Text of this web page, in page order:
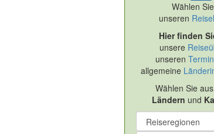
Wählen
unseren
Hier finden
unsere
unseren
allgemeine
Wählen Sie
Ländern und